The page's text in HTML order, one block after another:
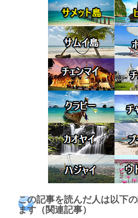
この記事を読んだ人は以下
ます（関連記事）